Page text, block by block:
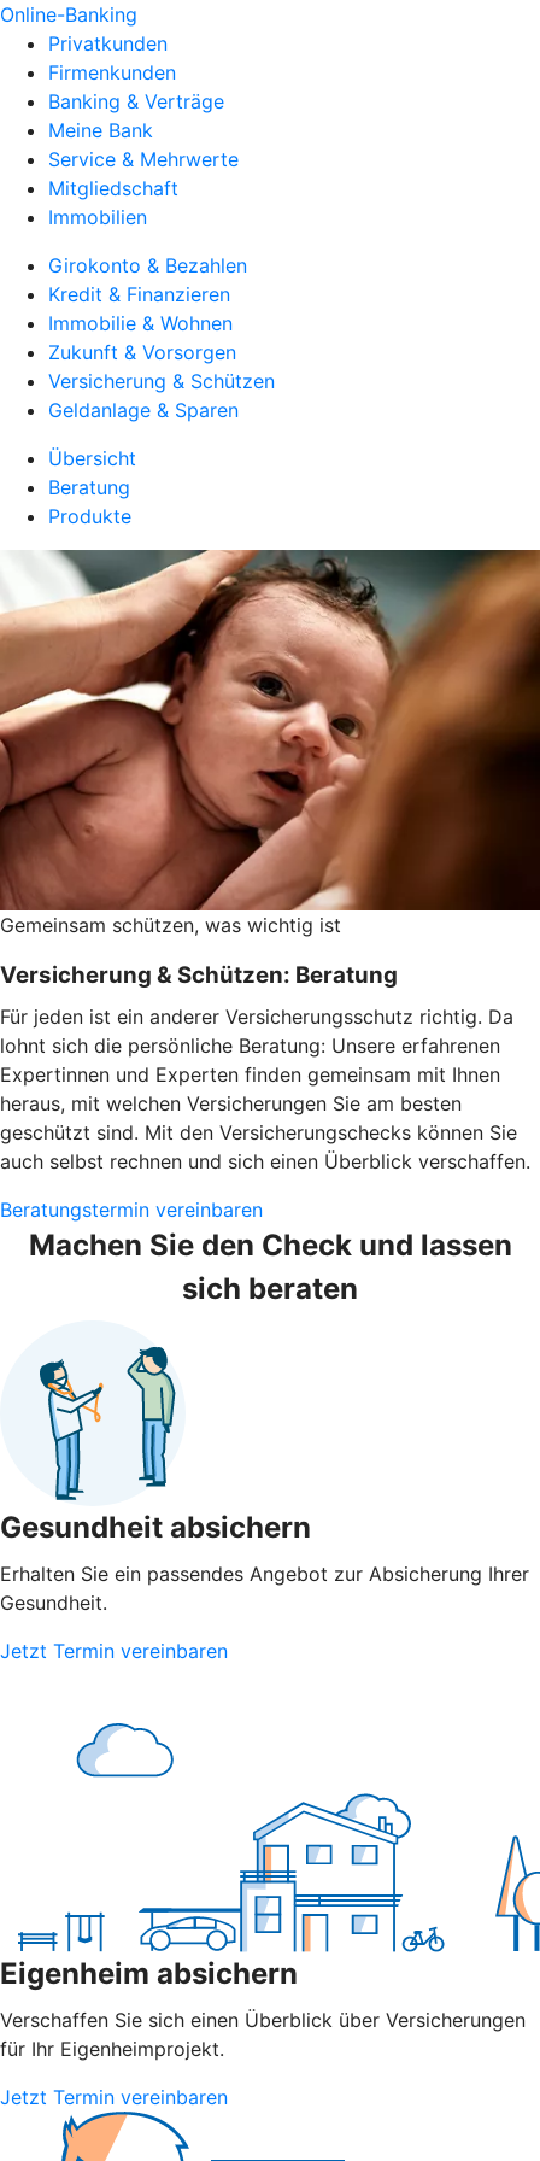
Online-Banking
Privatkunden
Firmenkunden
Banking & Verträge
Meine Bank
Service & Mehrwerte
Mitgliedschaft
Immobilien
Girokonto & Bezahlen
Kredit & Finanzieren
Immobilie & Wohnen
Zukunft & Vorsorgen
Versicherung & Schützen
Geldanlage & Sparen
Übersicht
Beratung
Produkte
Gemeinsam schützen, was wichtig ist
Versicherung & Schützen: Beratung
Für jeden ist ein anderer Versicherungsschutz richtig. Da
lohnt sich die persönliche Beratung: Unsere erfahrenen
Expertinnen und Experten finden gemeinsam mit Ihnen
heraus, mit welchen Versicherungen Sie am besten
geschützt sind. Mit den Versicherungschecks können Sie
auch selbst rechnen und sich einen Überblick verschaffen.
Beratungstermin vereinbaren
Machen Sie den Check und lassen
sich beraten
Gesundheit absichern
Erhalten Sie ein passendes Angebot zur Absicherung Ihrer
Gesundheit.
Jetzt Termin vereinbaren
Eigenheim absichern
Verschaffen Sie sich einen Überblick über Versicherungen
für Ihr Eigenheimprojekt.
Jetzt Termin vereinbaren